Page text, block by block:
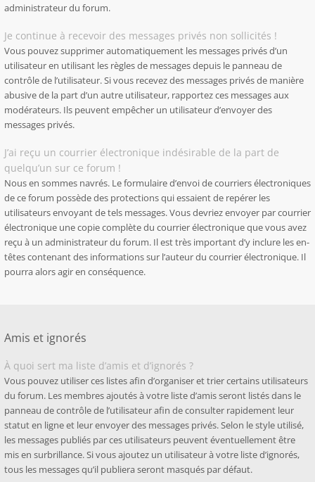
administrateur du forum.
Je continue à recevoir des messages privés non sollicités !
Vous pouvez supprimer automatiquement les messages privés d’un
utilisateur en utilisant les règles de messages depuis le panneau de
contrôle de l’utilisateur. Si vous recevez des messages privés de manière
abusive de la part d’un autre utilisateur, rapportez ces messages aux
modérateurs. Ils peuvent empêcher un utilisateur d’envoyer des
messages privés.
J’ai reçu un courrier électronique indésirable de la part de
quelqu’un sur ce forum !
Nous en sommes navrés. Le formulaire d’envoi de courriers électroniques
de ce forum possède des protections qui essaient de repérer les
utilisateurs envoyant de tels messages. Vous devriez envoyer par courrier
électronique une copie complète du courrier électronique que vous avez
reçu à un administrateur du forum. Il est très important d’y inclure les en-
têtes contenant des informations sur l’auteur du courrier électronique. Il
pourra alors agir en conséquence.
Amis et ignorés
À quoi sert ma liste d’amis et d’ignorés ?
Vous pouvez utiliser ces listes afin d’organiser et trier certains utilisateurs
du forum. Les membres ajoutés à votre liste d’amis seront listés dans le
panneau de contrôle de l’utilisateur afin de consulter rapidement leur
statut en ligne et leur envoyer des messages privés. Selon le style utilisé,
les messages publiés par ces utilisateurs peuvent éventuellement être
mis en surbrillance. Si vous ajoutez un utilisateur à votre liste d’ignorés,
tous les messages qu’il publiera seront masqués par défaut.